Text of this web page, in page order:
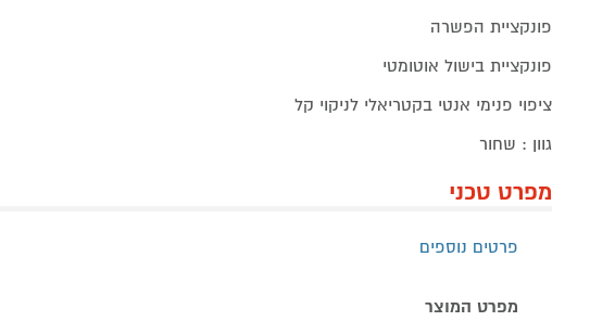
פונקציית הפשרה
פונקציית בישול אוטומטי
ציפוי פנימי אנטי בקטריאלי לניקוי קל
גוון : שחור
מפרט טכני
פרטים נוספים
מפרט המוצר